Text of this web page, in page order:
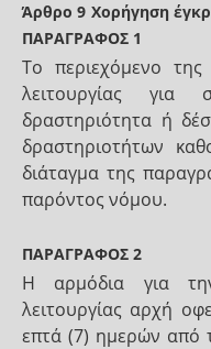
Άρθρο 9 Χορήγηση
ΠΑΡΑΓΡΑΦΟΣ 1
Το περιεχόμενο της
λειτουργίας για
δραστηριότητα ή
δραστηριοτήτων
διάταγμα της
παρόντος νόμου.
ΠΑΡΑΓΡΑΦΟΣ 2
Η αρμόδια για
λειτουργίας αρχή
επτά (7) ημερών από